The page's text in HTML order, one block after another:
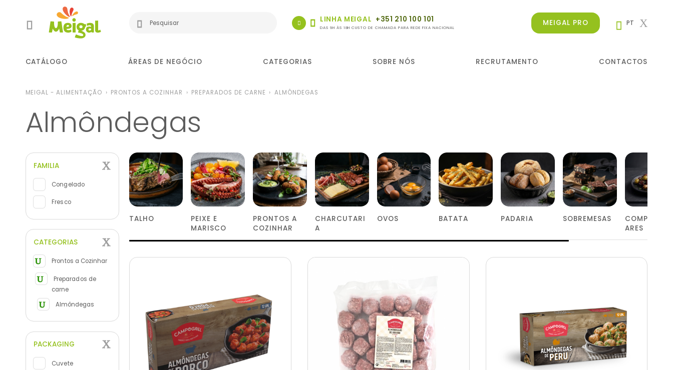
LINHA MEIGAL +351 210 100 101
DAS 9H ÀS 18H CUSTO DE CHAMADA PARA REDE FIXA NACIONAL
MEIGAL PRO PT
CATÁLOGO ÁREAS DE NEGÓCIO CATEGORIAS SOBRE NÓS RECRUTAMENTO CONTACTOS
MEIGAL - ALIMENTAÇÃO PRONTOS A COZINHAR PREPARADOS DE CARNE ALMÔNDEGAS
Almôndegas
FAMILIA
Congelado
Fresco
CATEGORIAS
Prontos a Cozinhar
Preparados de
carne
Almôndegas
PACKAGING
Cuvete
TALHO
PEIXE E
MARISCO
PRONTOS A
COZINHAR
CHARCUTARI
A
OVOS BATATA PADARIA SOBREMESAS
ARES